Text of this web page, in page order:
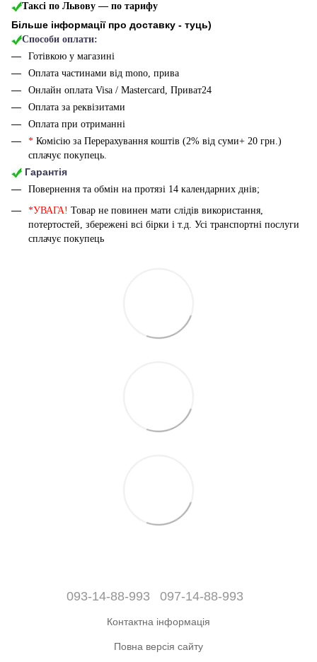
Таксі по Львову — по тарифу
Більше інформації про доставку - туць)
Способи оплати:
Готівкою у магазині
Оплата частинами від mono, прива
Онлайн оплата Visa / Mastercard, Приват24
Оплата за реквізитами
Оплата при отриманні
* Комісію за Перерахування коштів (2% від суми+ 20 грн.)
сплачує покупець.
Гарантія
Повернення та обмін на протязі 14 календарних днів;
*УВАГА! Товар не повинен мати слідів використання,
потертостей, збережені всі бірки і т.д. Усі транспортні послуги
сплачує покупець
093-14-88-993 097-14-88-993
Контактна інформація
Повна версія сайту